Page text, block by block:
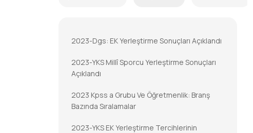
2023-Dgs: EK Yerleştirme Sonuçları Açıklandı
2023-YKS Millî Sporcu Yerleştirme Sonuçları
Açıklandı
2023 Kpss a Grubu Ve Öğretmenlik: Branş
Bazında Sıralamalar
2023-YKS EK Yerleştirme Tercihlerinin